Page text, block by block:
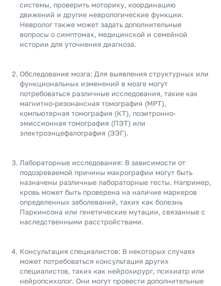
системы, проверить моторику, координацию
движений и другие неврологические функции.
Невролог также может задать дополнительные
вопросы о симптомах, медицинской и семейной
истории для уточнения диагноза.
Обследование мозга: Для выявления структурных или
функциональных изменений в мозге могут
потребоваться различные исследования, такие как
магнитно-резонансная томография (МРТ),
компьютерная томография (КТ), позитронно-
эмиссионная томография (ПЭТ) или
электроэнцефалография (ЭЭГ).
Лабораторные исследования: В зависимости от
подозреваемой причины макрографии могут быть
назначены различные лабораторные тесты. Например,
кровь может быть проверена на наличие маркеров
определенных заболеваний, таких как болезнь
Паркинсона или генетические мутации, связанные с
наследственными расстройствами.
Консультация специалистов: В некоторых случаях
может потребоваться консультация других
специалистов, таких как нейрохирург, психиатр или
нейропсихолог. Они могут провести дополнительные